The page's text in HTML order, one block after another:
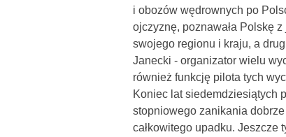
i obozów wędrownych po
ojczyznę, poznawała Polskę
swojego regionu i kraju, a
Janecki - organizator wielu
również funkcję pilota tych
Koniec lat siedemdziesiątych
stopniowego zanikania dobrze
całkowitego upadku. Jeszcze